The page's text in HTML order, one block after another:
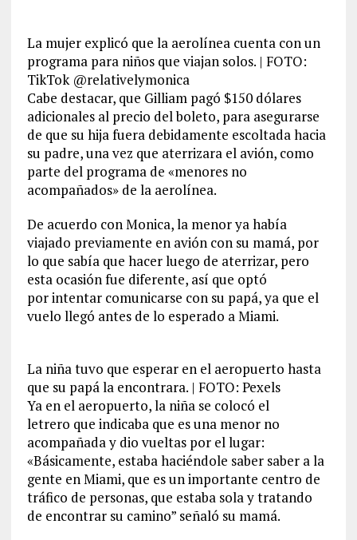
La mujer explicó que la aerolínea cuenta con un
programa para niños que viajan solos. | FOTO:
TikTok @relativelymonica
Cabe destacar, que Gilliam pagó $150 dólares
adicionales al precio del boleto, para asegurarse
de que su hija fuera debidamente escoltada hacia
su padre, una vez que aterrizara el avión, como
parte del programa de «menores no
acompañados» de la aerolínea.
De acuerdo con Monica, la menor ya había
viajado previamente en avión con su mamá, por
lo que sabía que hacer luego de aterrizar, pero
esta ocasión fue diferente, así que optó
por intentar comunicarse con su papá, ya que el
vuelo llegó antes de lo esperado a Miami.
La niña tuvo que esperar en el aeropuerto hasta
que su papá la encontrara. | FOTO: Pexels
Ya en el aeropuerto, la niña se colocó el
letrero que indicaba que es una menor no
acompañada y dio vueltas por el lugar:
«Básicamente, estaba haciéndole saber saber a la
gente en Miami, que es un importante centro de
tráfico de personas, que estaba sola y tratando
de encontrar su camino” señaló su mamá.